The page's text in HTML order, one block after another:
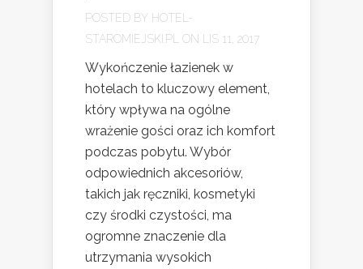
POSTED BY HOTEL-
STAROMIEJSKI.PL
ON LIS 11, 2017
Wykończenie łazienek w
hotelach to kluczowy element,
który wpływa na ogólne
wrażenie gości oraz ich komfort
podczas pobytu. Wybór
odpowiednich akcesoriów,
takich jak ręczniki, kosmetyki
czy środki czystości, ma
ogromne znaczenie dla
utrzymania wysokich